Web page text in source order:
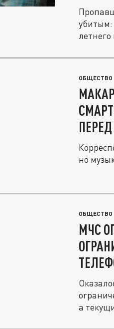
убитым:
ОБЩЕСТВО
но
ОБЩЕСТВО
МЧС
а